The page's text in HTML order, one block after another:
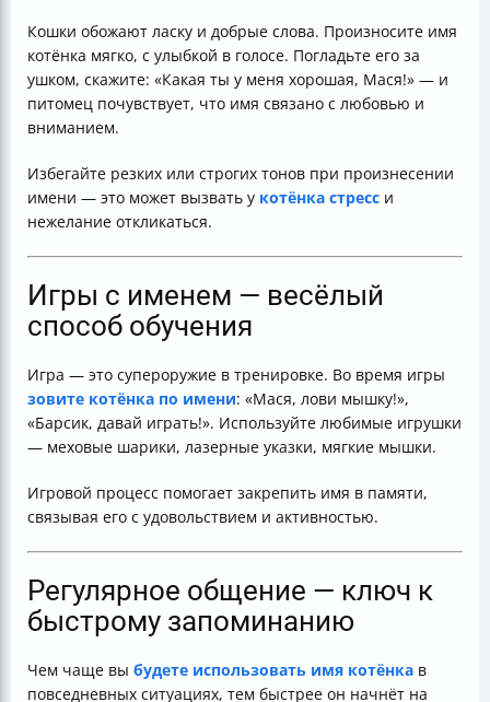
Кошки обожают ласку и добрые слова. Произносите имя
котёнка мягко, с улыбкой в голосе. Погладьте его за
ушком, скажите: «Какая ты у меня хорошая, Мася!» — и
питомец почувствует, что имя связано с любовью и
вниманием.
Избегайте резких или строгих тонов при произнесении
имени — это может вызвать у котёнка стресс и
нежелание откликаться.
Игры с именем — весёлый
способ обучения
Игра — это супероружие в тренировке. Во время игры
зовите котёнка по имени: «Мася, лови мышку!»,
«Барсик, давай играть!». Используйте любимые игрушки
— меховые шарики, лазерные указки, мягкие мышки.
Игровой процесс помогает закрепить имя в памяти,
связывая его с удовольствием и активностью.
Регулярное общение — ключ к
быстрому запоминанию
Чем чаще вы будете использовать имя котёнка в
повседневных ситуациях, тем быстрее он начнёт на